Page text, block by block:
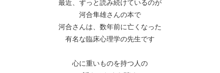
最近、ずっと読み続けているのが
河合隼雄さんの本で
河合さんは、数年前に亡くなった
有名な臨床心理学の先生です
心に重いものを持つ人の